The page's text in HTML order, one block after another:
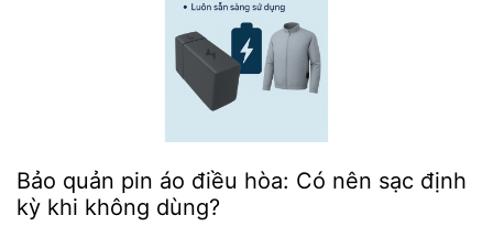
Bảo quản pin áo điều hòa: Có nên sạc định
kỳ khi không dùng?